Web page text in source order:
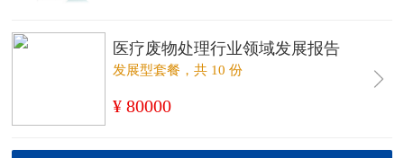
医疗废物处理行业领域发展报告
发展型套餐，共 10 份
¥ 80000